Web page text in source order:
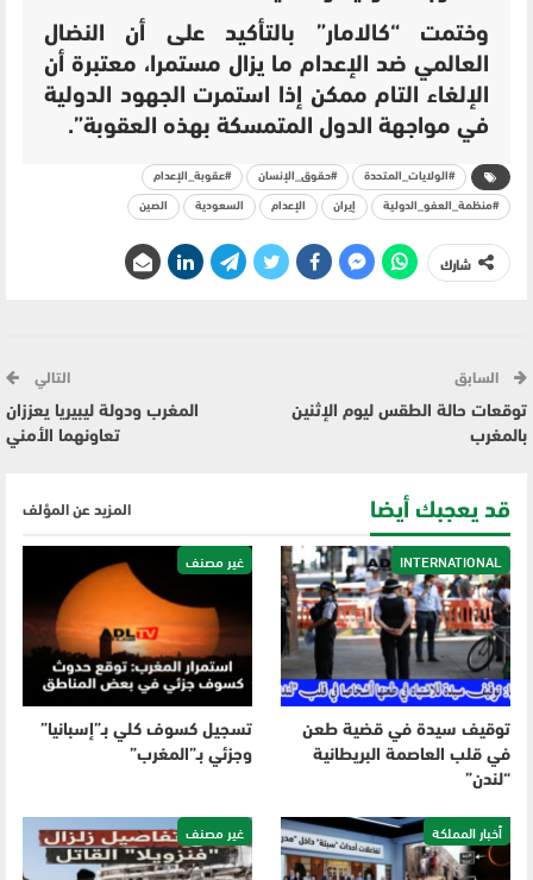
وختمت “كالامار” بالتأكيد على أن النضال
العالمي ضد الإعدام ما يزال مستمرا، معتبرة أن
الإلغاء التام ممكن إذا استمرت الجهود الدولية
في مواجهة الدول المتمسكة بهذه العقوبة”.
#الولايات_المتحدة #حقوق_الإنسان #عقوبة_الإعدام
#منظمة_العفو_الدولية إيران الإعدام السعودية الصين
شارك
السابق
توقعات حالة الطقس ليوم الإثنين
بالمغرب
التالي
المغرب ودولة ليبيريا يعززان
تعاونهما الأمني
قد يعجبك أيضا المزيد عن المؤلف
INTERNATIONAL
توقيف سيدة في قضية طعن
في قلب العاصمة البريطانية
“لندن”
غير مصنف
تسجيل كسوف كلي بـ”إسبانيا”
وجزئي بـ”المغرب”
أخبار المملكة غير مصنف